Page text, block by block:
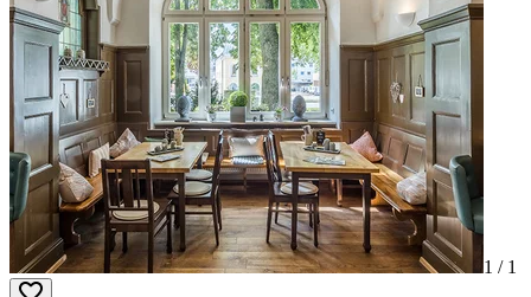
1 / 1